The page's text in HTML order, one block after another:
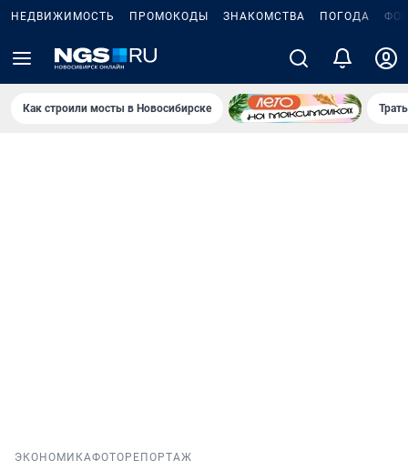
НЕДВИЖИМОСТЬ ПРОМОКОДЫ ЗНАКОМСТВА ПОГОДА
Как строили мосты в Новосибирске
ЭКОНОМИКАФОТОРЕПОРТАЖ